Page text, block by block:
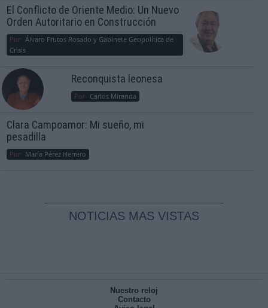
El Conflicto de Oriente Medio: Un Nuevo
Orden Autoritario en Construcción
Por Álvaro Frutos Rosado y Gabinete Geopolítica de
Crisis
Reconquista leonesa
Por Carlos Miranda
Clara Campoamor: Mi sueño, mi
pesadilla
Por María Pérez Herrero
NOTICIAS MAS VISTAS
Nuestro reloj
Contacto